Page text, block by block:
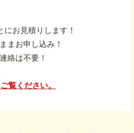
お見積りします！
まお申し込み！
絡は不要！
覧ください。